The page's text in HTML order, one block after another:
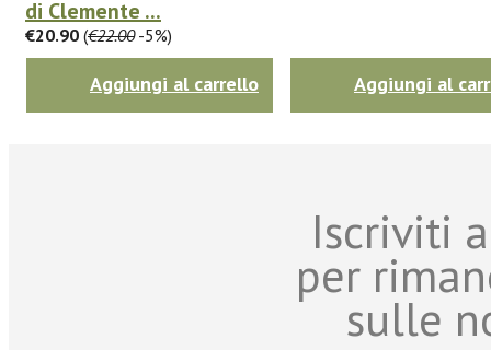
di Clemente ...
€20.90 (€22.00-5%)
Aggiungi al carrello Aggiungi al
Iscriviti
per
sulle